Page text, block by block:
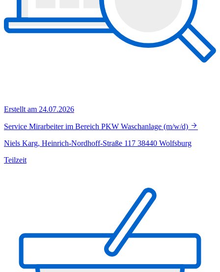
Erstellt am 24.07.2026
Service Mirarbeiter im Bereich PKW Waschanlage (m/w/d)
Niels Karg, Heinrich-Nordhoff-Straße 117 38440 Wolfsburg
Teilzeit